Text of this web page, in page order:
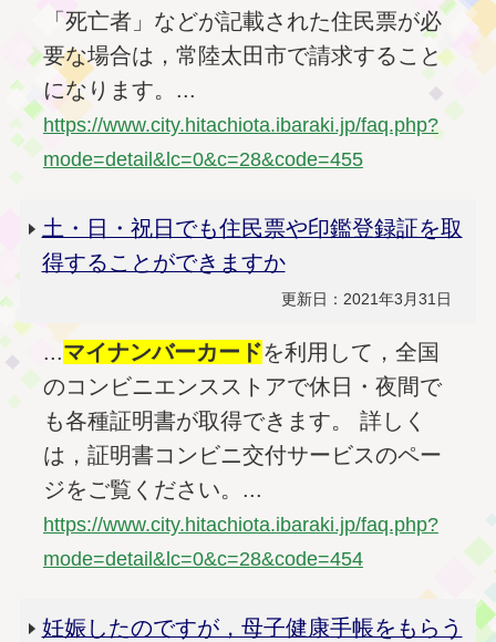
「死亡者」などが記載された住民票が必
要な場合は，常陸太田市で請求すること
になります。...
https://www.city.hitachiota.ibaraki.jp/faq.php?
mode=detail&lc=0&c=28&code=455
土・日・祝日でも住民票や印鑑登録証を取
得することができますか
更新日：2021年3月31日
...マイナンバーカードを利用して，全国
のコンビニエンスストアで休日・夜間で
も各種証明書が取得できます。 詳しく
は，証明書コンビニ交付サービスのペー
ジをご覧ください。...
https://www.city.hitachiota.ibaraki.jp/faq.php?
mode=detail&lc=0&c=28&code=454
妊娠したのですが，母子健康手帳をもらう